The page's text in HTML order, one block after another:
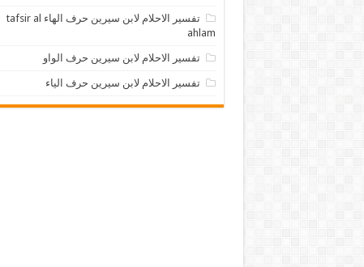
تفسير الاحلام لابن سيرين حرف الهاء tafsir al
ahlam
تفسير الاحلام لابن سيرين حرف الواو
تفسير الاحلام لابن سيرين حرف الياء